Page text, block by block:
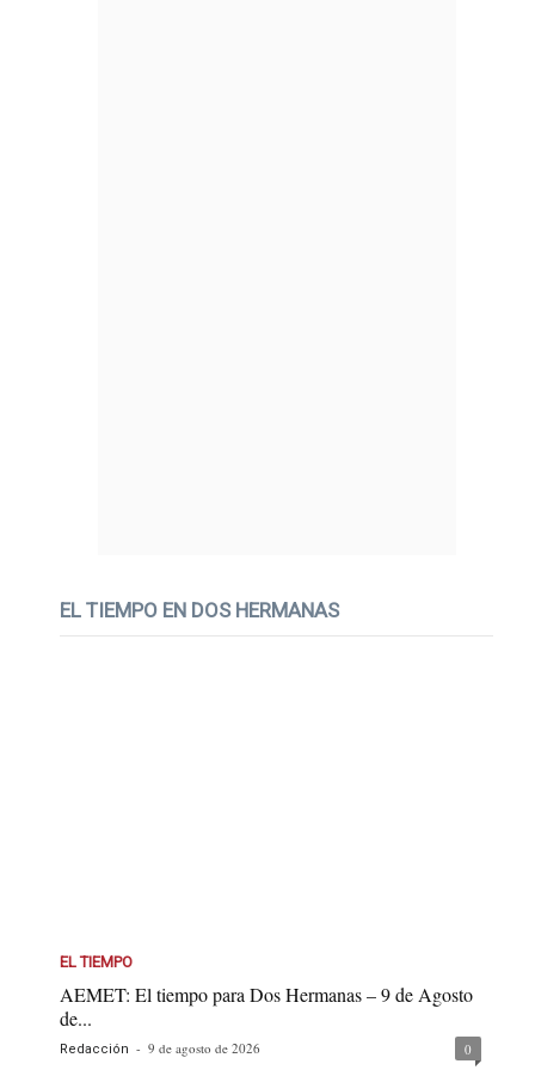
EL TIEMPO EN DOS HERMANAS
EL TIEMPO
AEMET: El tiempo para Dos Hermanas – 9 de Agosto
de...
Redacción - 9 de agosto de 2026 0